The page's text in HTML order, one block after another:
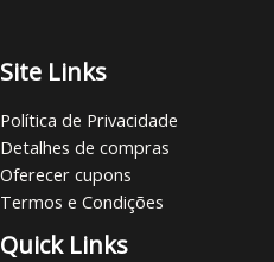
Site Links
Política de Privacidade
Detalhes de compras
Oferecer cupons
Termos e Condições
Quick Links